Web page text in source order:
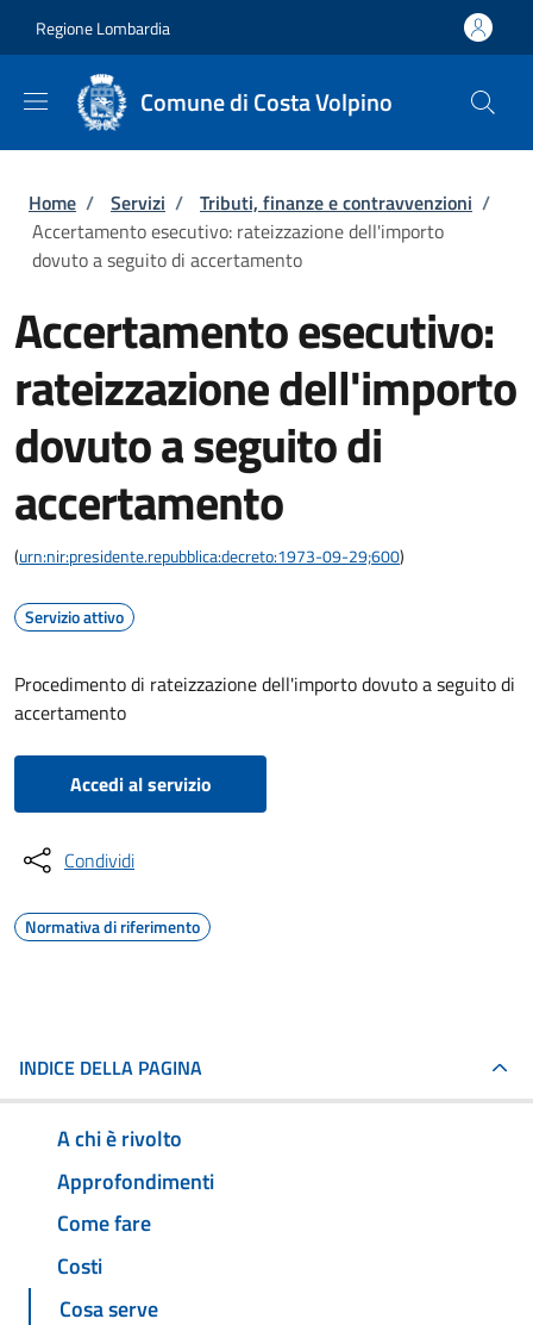
Regione Lombardia
Comune di Costa Volpino
Briciole di pane
Home / Servizi / Tributi, finanze e contravvenzioni /
Accertamento esecutivo: rateizzazione dell'importo
dovuto a seguito di accertamento
Accertamento esecutivo:
rateizzazione dell'importo
dovuto a seguito di
accertamento
(urn:nir:presidente.repubblica:decreto:1973-09-29;600)
Servizio attivo
Procedimento di rateizzazione dell'importo dovuto a seguito di
accertamento
Accedi al servizio
Condividi
Normativa di riferimento
INDICE DELLA PAGINA
A chi è rivolto
Approfondimenti
Come fare
Costi
Cosa serve